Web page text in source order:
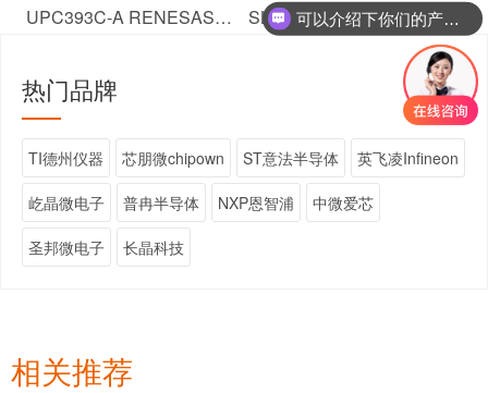
UPC393C-A RENESAS瑞萨 比较器 SLG46826V Renesas(瑞萨) 可编程逻辑器件
热门品牌 +
TI德州仪器 芯朋微chipown ST意法半导体 英飞凌Infineon
屹晶微电子 普冉半导体 NXP恩智浦 中微爱芯
圣邦微电子 长晶科技
相关推荐
可以介绍下你们的产品么